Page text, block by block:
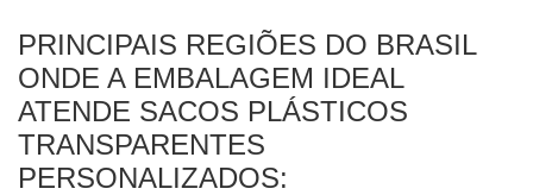
PRINCIPAIS REGIÕES DO BRASIL
ONDE A EMBALAGEM IDEAL
ATENDE SACOS PLÁSTICOS
TRANSPARENTES
PERSONALIZADOS: